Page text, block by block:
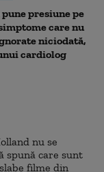
presiune pe
care nu
niciodată,
cardiolog